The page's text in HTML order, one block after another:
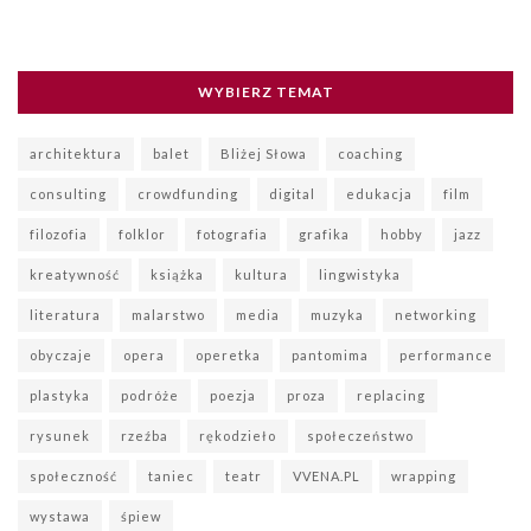
WYBIERZ TEMAT
architektura balet Bliżej Słowa coaching
consulting crowdfunding digital edukacja film
filozofia folklor fotografia grafika hobby jazz
kreatywność książka kultura lingwistyka
literatura malarstwo media muzyka networking
obyczaje opera operetka pantomima performance
plastyka podróże poezja proza replacing
rysunek rzeźba rękodzieło społeczeństwo
społeczność taniec teatr VVENA.PL wrapping
wystawa śpiew